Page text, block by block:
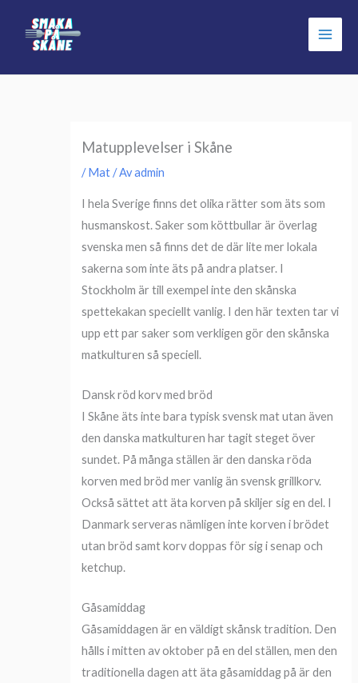
innehåll
Matupplevelser i Skåne
/Mat/ Avadmin
I hela Sverige finns det olika rätter som äts som
husmanskost. Saker som köttbullar är överlag
svenska men så finns det de där lite mer lokala
sakerna som inte äts på andra platser. I
Stockholm är till exempel inte den skånska
spettekakan speciellt vanlig. I den här texten tar vi
upp ett par saker som verkligen gör den skånska
matkulturen så speciell.
Dansk röd korv med bröd
I Skåne äts inte bara typisk svensk mat utan även
den danska matkulturen har tagit steget över
sundet. På många ställen är den danska röda
korven med bröd mer vanlig än svensk grillkorv.
Också sättet att äta korven på skiljer sig en del. I
Danmark serveras nämligen inte korven i brödet
utan bröd samt korv doppas för sig i senap och
ketchup.
Gåsamiddag
Gåsamiddagen är en väldigt skånsk tradition. Den
hålls i mitten av oktober på en del ställen, men den
traditionella dagen att äta gåsamiddag på är den